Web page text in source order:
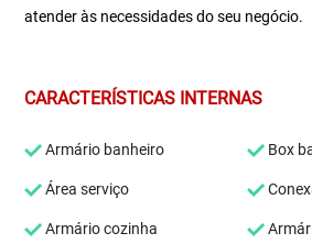
atender às necessidades do seu negócio.
CARACTERÍSTICAS INTERNAS
Armário banheiro Box
Área serviço
Armário cozinha